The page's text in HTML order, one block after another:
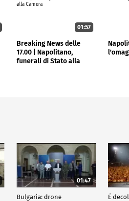
01:57
Breaking News delle
17.00 | Napolitano,
funerali di Stato alla
01:47
Bulgaria: drone
É